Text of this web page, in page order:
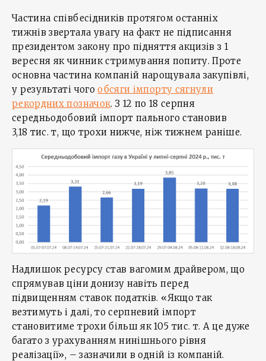
Частина співбесідників протягом останніх
тижнів звертала увагу на факт не підписання
президентом закону про підняття акцизів з 1
вересня як чинник стримування попиту. Проте
основна частина компаній нарощувала закупівлі,
у результаті чогообсяги імпорту сягнули
рекордних позначок. З 12 по 18 серпня
середньодобовий імпорт пального становив
3,18 тис. т, що трохи нижче, ніж тижнем раніше.
Надлишок ресурсу став вагомим драйвером, що
спрямував ціни донизу навіть перед
підвищенням ставок податків. «Якщо так
везтимуть і далі, то серпневий імпорт
становитиме трохи більш як 105 тис. т. А це дуже
багато з урахуванням нинішнього рівня
реалізації», – зазначили в одній із компаній.